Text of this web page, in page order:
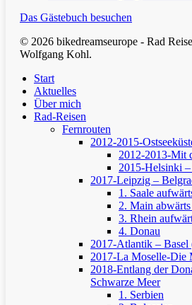
Das Gästebuch besuchen
© 2026 bikedreamseurope - Rad
Wolfgang Kohl.
Start
Aktuelles
Über mich
Rad-Reisen
Fernrouten
2012-2015-
2012-2013-Mit
2015-Helsinki
2017-Leipzig –
1. Saale
2. Main
3. Rhein
4. Donau
2017-Atlantik – Basel
2017-La Moselle-Die
2018-Entlang der
Schwarze Meer
1. Serbien